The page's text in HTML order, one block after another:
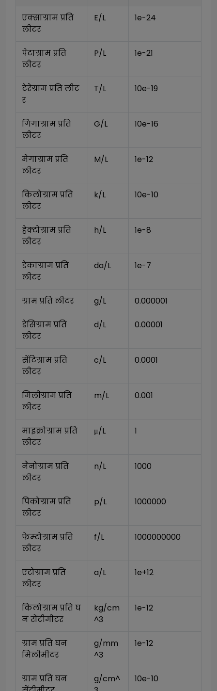
एक्साग्राम प्रति
लीटर
E/L 1e-24
पेटाग्राम प्रति
लीटर
P/L 1e-21
टेरेग्राम प्रति लीट
र
T/L 10e-19
गिगाग्राम प्रति
लीटर
G/L 10e-16
मेगाग्राम प्रति
लीटर
M/L 1e-12
किलोग्राम प्रति
लीटर
k/L 10e-10
हेक्टोग्राम प्रति
लीटर
h/L 1e-8
डेकाग्राम प्रति
लीटर
da/L 1e-7
ग्राम प्रति लीटर g/L 0.000001
डेसिग्राम प्रति
लीटर
d/L 0.00001
सेंटिग्राम प्रति
लीटर
c/L 0.0001
मिलीग्राम प्रति
लीटर
m/L 0.001
माइक्रोग्राम प्रति
लीटर
μ/L 1
नैनोग्राम प्रति
लीटर
n/L 1000
पिकोग्राम प्रति
लीटर
p/L 1000000
फेम्टोग्राम प्रति
लीटर
f/L 1000000000
एटोग्राम प्रति
लीटर
a/L 1e+12
किलोग्राम प्रति घ
न सेंटीमीटर
kg/cm
^3
1e-12
ग्राम प्रति घन
मिलीमीटर
g/mm
^3
1e-12
ग्राम प्रति घन
g/cm^
10e-10